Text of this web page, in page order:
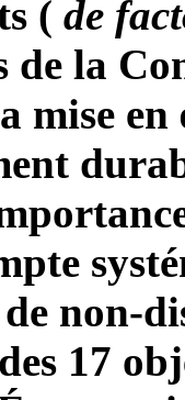
( de
de la
mise
de non-
17